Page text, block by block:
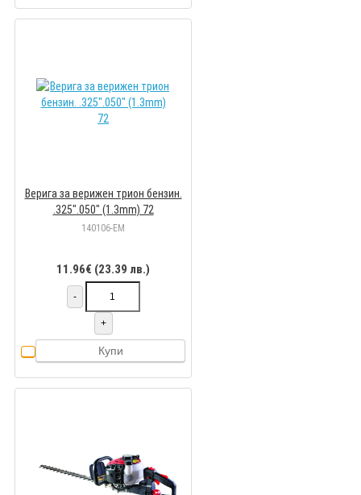
Верига за верижен трион бензин.
.325".050" (1.3mm) 72
140106-EM
11.96€ (23.39 лв.)
-
+
Купи